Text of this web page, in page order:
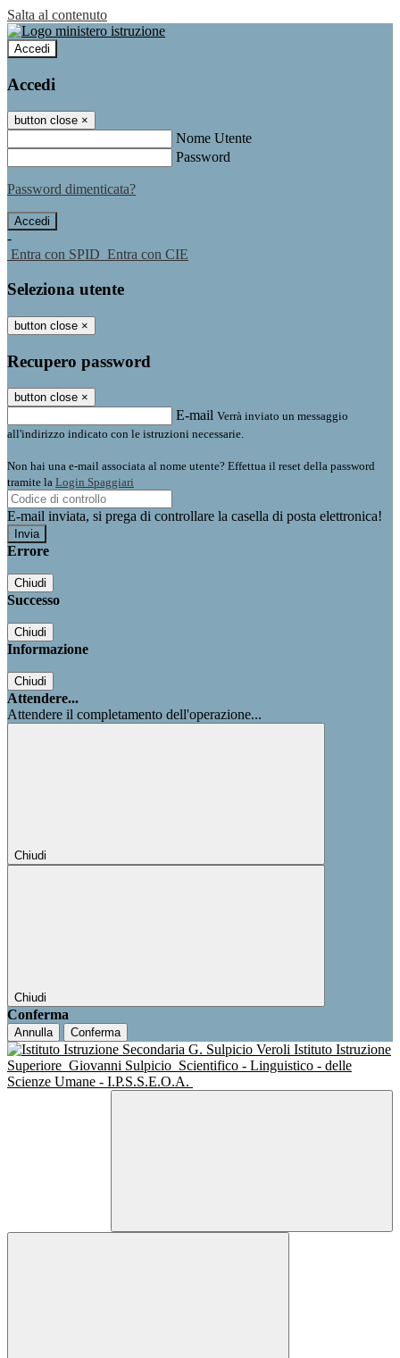
Salta al contenuto
Accedi
Accedi
button close ×
Nome Utente
Password
Password dimenticata?
-
Entra con SPID Entra con CIE
Seleziona utente
button close ×
Recupero password
button close ×
E-mail Verrà inviato un messaggio
all'indirizzo indicato con le istruzioni necessarie.
Non hai una e-mail associata al nome utente? Effettua il reset della password
tramite la Login Spaggiari
E-mail inviata, si prega di controllare la casella di posta elettronica!
Errore
Chiudi
Successo
Chiudi
Informazione
Chiudi
Attendere...
Attendere il completamento dell'operazione...
Chiudi
Chiudi
Conferma
Annulla Conferma
Istituto Istruzione
Superiore Giovanni Sulpicio Scientifico - Linguistico - delle
Scienze Umane - I.P.S.S.E.O.A.